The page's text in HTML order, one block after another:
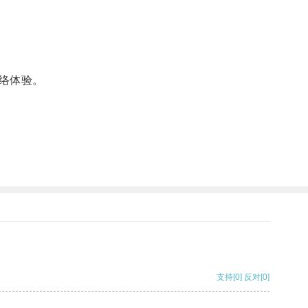
体验。
支持[0] 反对[0]